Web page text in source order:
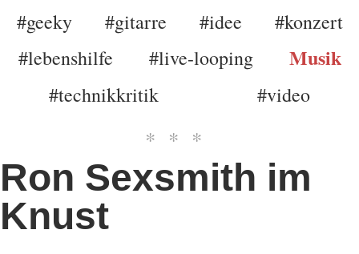
#geeky
#gitarre #idee
#konzert
#lebenshilfe
#live-looping Musik
#technikkritik #video
***
Ron Sexsmith im
Knust